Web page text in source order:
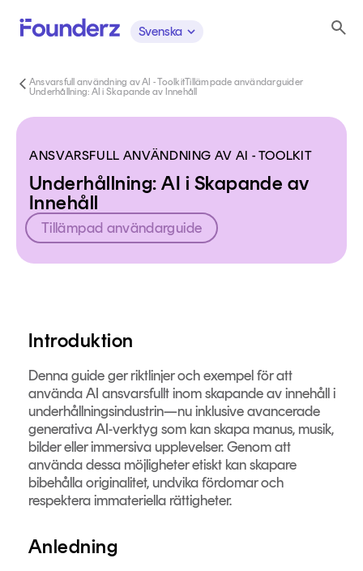
Svenska
Ansvarsfull användning av AI - ToolkitTillämpade användarguider
Underhållning: AI i Skapande av Innehåll
ANSVARSFULL ANVÄNDNING AV AI - TOOLKIT
Underhållning: AI i Skapande av
Innehåll
Tillämpad användarguide
Introduktion
Denna guide ger riktlinjer och exempel för att
använda AI ansvarsfullt inom skapande av innehåll i
underhållningsindustrin—nu inklusive avancerade
generativa AI-verktyg som kan skapa manus, musik,
bilder eller immersiva upplevelser. Genom att
använda dessa möjligheter etiskt kan skapare
bibehålla originalitet, undvika fördomar och
respektera immateriella rättigheter.
Anledning